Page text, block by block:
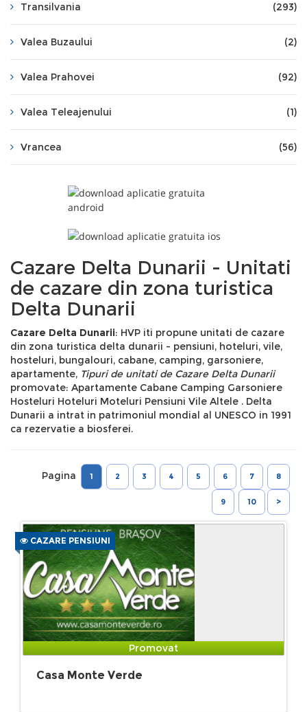
Transilvania (293)
Valea Buzaului (2)
Valea Prahovei (92)
Valea Teleajenului (1)
Vrancea (56)
Cazare Delta Dunarii - Unitati
de cazare din zona turistica
Delta Dunarii
Cazare Delta Dunarii: HVP iti propune unitati de cazare
din zona turistica delta dunarii - pensiuni, hoteluri, vile,
hosteluri, bungalouri, cabane, camping, garsoniere,
apartamente, Tipuri de unitati de Cazare Delta Dunarii
promovate: Apartamente Cabane Camping Garsoniere
Hosteluri Hoteluri Moteluri Pensiuni Vile Altele . Delta
Dunarii a intrat in patrimoniul mondial al UNESCO in 1991
ca rezervatie a biosferei.
Pagina 1 2 3 4 5 6 7 8
9 10 >
CAZARE PENSIUNI
Promovat
Casa Monte Verde